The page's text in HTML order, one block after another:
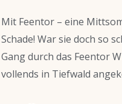
Mit Feentor – eine
Schade! War sie doch so
Gang durch das Feentor
vollends in Tiefwald